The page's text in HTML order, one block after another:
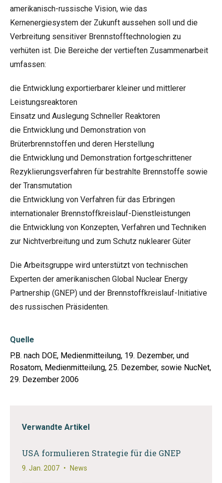
amerikanisch-russische Vision, wie das
Kernenergiesystem der Zukunft aussehen soll und die
Verbreitung sensitiver Brennstofftechnologien zu
verhüten ist. Die Bereiche der vertieften Zusammenarbeit
umfassen:
die Entwicklung exportierbarer kleiner und mittlerer
Leistungsreaktoren
Einsatz und Auslegung Schneller Reaktoren
die Entwicklung und Demonstration von
Brüterbrennstoffen und deren Herstellung
die Entwicklung und Demonstration fortgeschrittener
Rezyklierungsverfahren für bestrahlte Brennstoffe sowie
der Transmutation
die Entwicklung von Verfahren für das Erbringen
internationaler Brennstoffkreislauf-Dienstleistungen
die Entwicklung von Konzepten, Verfahren und Techniken
zur Nichtverbreitung und zum Schutz nuklearer Güter
Die Arbeitsgruppe wird unterstützt von technischen
Experten der amerikanischen Global Nuclear Energy
Partnership (GNEP) und der Brennstoffkreislauf-Initiative
des russischen Präsidenten.
Quelle
P.B. nach DOE, Medienmitteilung, 19. Dezember, und
Rosatom, Medienmitteilung, 25. Dezember, sowie NucNet,
29. Dezember 2006
Verwandte Artikel
USA formulieren Strategie für die GNEP
9. Jan. 2007 • News